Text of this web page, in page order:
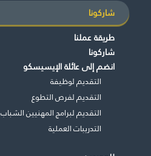
شاركونا
طريقة عملنا
شاركونا
انضم إلى عائلة الإيسيسكو
التقديم لوظيفة
التقديم لفرص التطوع
التقديم لبرامج المهنيين الشباب
التدريبات العملية